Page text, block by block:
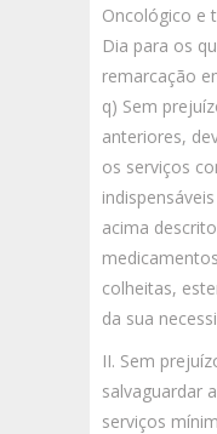
Oncológico e
Dia para os
remarcação
q) Sem
anteriores,
os serviços
acima
colheitas,
da sua
II. Sem
salvaguardar
serviços